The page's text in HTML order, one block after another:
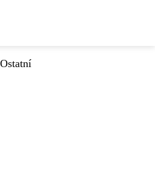
Ostatní